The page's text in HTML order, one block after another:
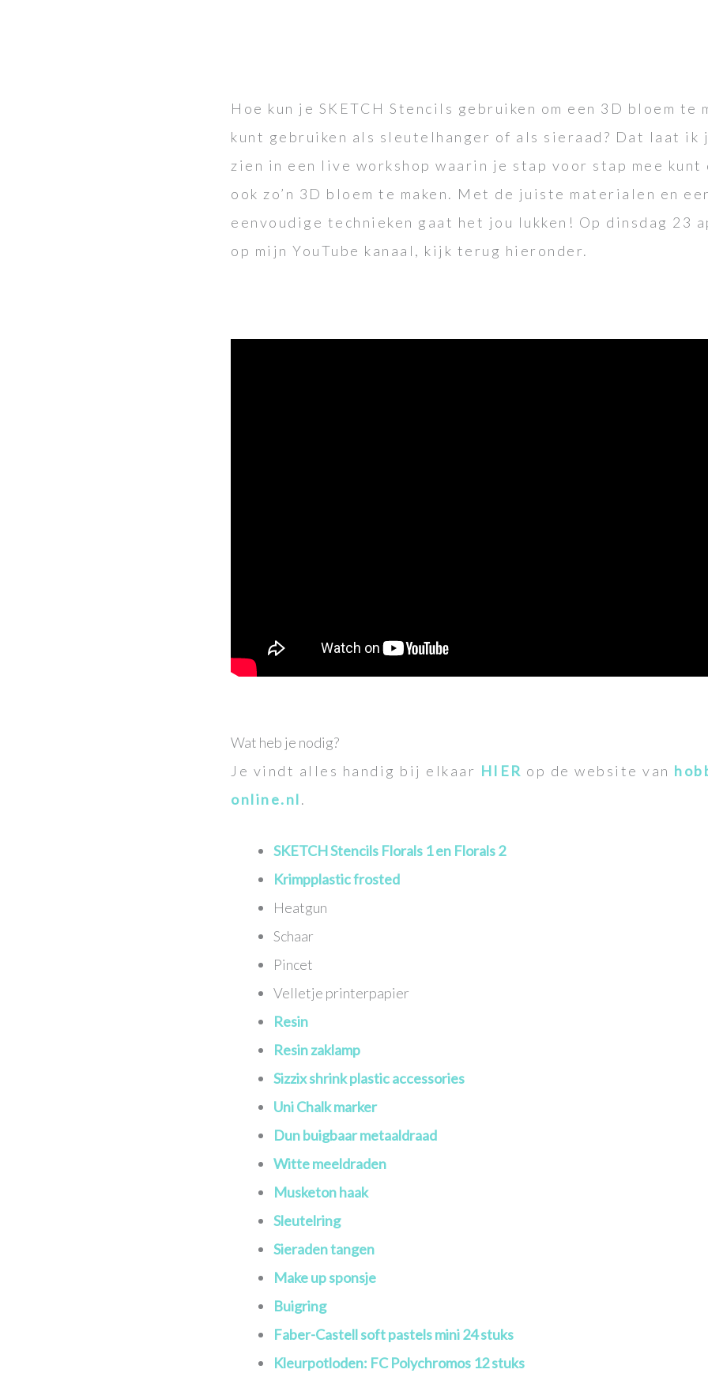
Hoe kun je SKETCH Stencils gebruiken om een 3D bloem te
kunt gebruiken als sleutelhanger of als sieraad? Dat laat ik
zien in een live workshop waarin je stap voor stap mee kunt
ook zo’n 3D bloem te maken. Met de juiste materialen en
eenvoudige technieken gaat het jou lukken! Op dinsdag 23
op mijn YouTube kanaal, kijk terug hieronder.
Wat heb je nodig?
Je vindt alles handig bij elkaar HIER op de website van
online.nl.
SKETCH Stencils Florals 1 en Florals 2
Krimpplastic frosted
Heatgun
Schaar
Pincet
Velletje printerpapier
Resin
Resin zaklamp
Sizzix shrink plastic accessories
Uni Chalk marker
Dun buigbaar metaaldraad
Witte meeldraden
Musketon haak
Sleutelring
Sieraden tangen
Make up sponsje
Buigring
Faber-Castell soft pastels mini 24 stuks
Kleurpotloden: FC Polychromos 12 stuks